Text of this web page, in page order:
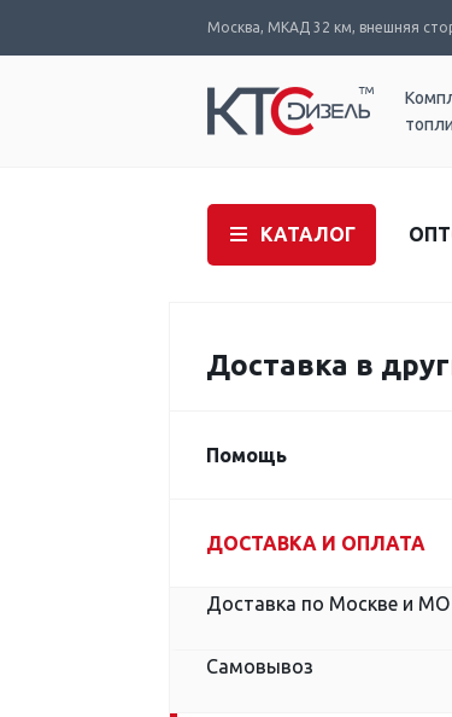
Москва, МКАД 32 км, внешняя
КАТАЛОГ
Доставка в
Помощь
ДОСТАВКА И ОПЛАТА
Доставка по Москве и МО
Самовывоз